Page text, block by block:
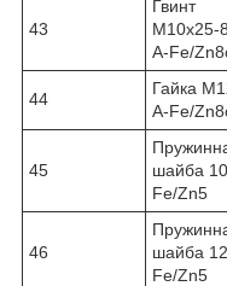
43
Гвинт
M10x25-
A-Fe/
44
Гайка
A-Fe/
45
шайба
Fe/Zn5
46
шайба
Fe/Zn5